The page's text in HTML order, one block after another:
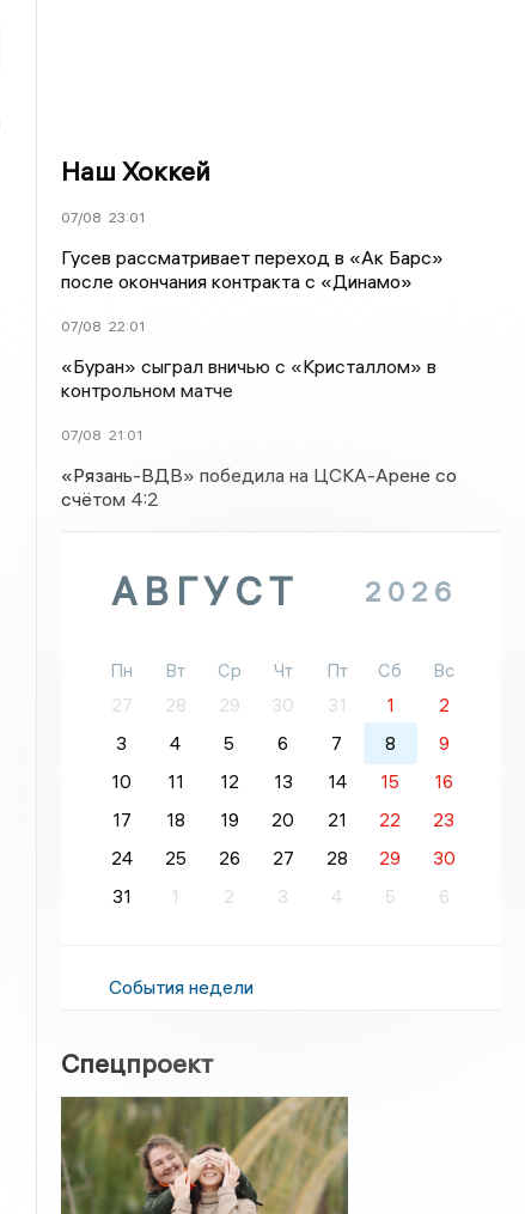
Наш Хоккей
07/08 23:01
Гусев рассматривает переход в «Ак Барс»
после окончания контракта с «Динамо»
07/08 22:01
«Буран» сыграл вничью с «Кристаллом» в
контрольном матче
07/08 21:01
«Рязань-ВДВ» победила на ЦСКА-Арене со
счётом 4:2
АВГУСТ 2026
Пн Вт Ср Чт Пт Сб
Вс
27
28 29 30 31 1
2
3
4 5 6 7 8
9
10
11 12 13 14 15
16
17
18 19 20 21 22
23
24
25 26 27 28 29
30
31
1 2 3 4 5 6
События недели
Спецпроект